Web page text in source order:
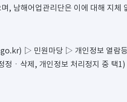
, 남해어업관리단은 이에 대해 지체
▷ 민원마당 ▷ 개인정보 열람
정ㆍ삭제, 개인정보 처리정지 중 택